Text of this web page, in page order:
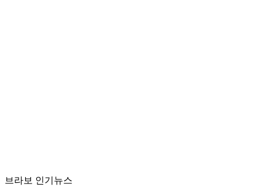
브라보 인기뉴스